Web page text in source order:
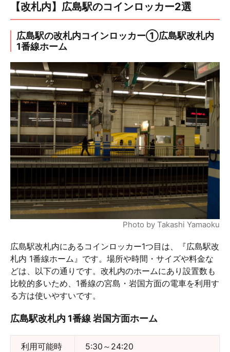
【改札内】広島駅のコインロッカー2選
広島駅の改札内コインロッカー①広島駅改札内
1番線ホーム
Photo by Takashi Yamaoku
広島駅改札内にあるコインロッカー1つ目は、『広島駅改
札内 1番線ホーム』です。場所や時間・サイズや料金な
どは、以下の通りです。改札内のホームにあり設置数も
比較的多いため、1番線の宮島・岩国方面の電車を利用す
る方は使いやすいです。
広島駅改札内 1番線 岩国方面ホーム
利用可能時
5:30～24:20